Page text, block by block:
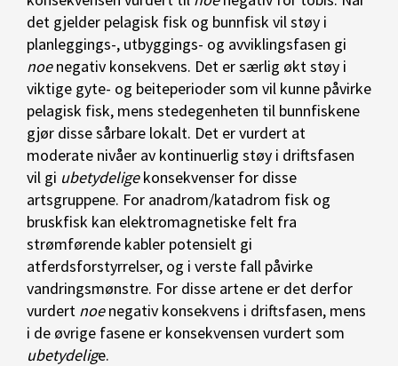
det gjelder pelagisk fisk og bunnfisk vil støy i
planleggings-, utbyggings- og avviklingsfasen gi
noenegativ konsekvens. Det er særlig økt støy i
viktige gyte- og beiteperioder som vil kunne påvirke
pelagisk fisk, mens stedegenheten til bunnfiskene
gjør disse sårbare lokalt. Det er vurdert at
moderate nivåer av kontinuerlig støy i driftsfasen
vil gi ubetydeligekonsekvenser for disse
artsgruppene. For anadrom/katadrom fisk og
bruskfisk kan elektromagnetiske felt fra
strømførende kabler potensielt gi
atferdsforstyrrelser, og i verste fall påvirke
vandringsmønstre. For disse artene er det derfor
vurdert noenegativ konsekvens i driftsfasen, mens
i de øvrige fasene er konsekvensen vurdert som
ubetydelige.